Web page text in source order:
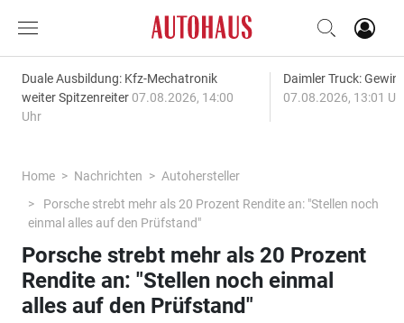
Duale Ausbildung: Kfz-Mechatronik
weiter Spitzenreiter 07.08.2026, 14:00
Uhr
Daimler Truck:
07.08.2026, 13:01
Home Nachrichten
Autohersteller
Porsche strebt mehr als 20 Prozent Rendite an: "Stellen noch
einmal alles auf den Prüfstand"
Porsche strebt mehr als 20 Prozent
Rendite an: "Stellen noch einmal
alles auf den Prüfstand"